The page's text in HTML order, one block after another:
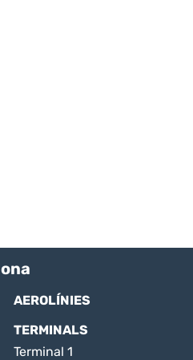
AEROLÍNIES
TERMINALS
Terminal 1